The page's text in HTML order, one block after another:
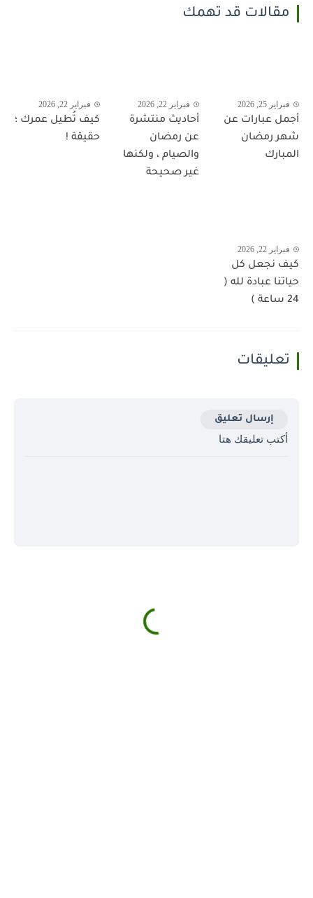
مقالات قد تهمك
فبراير 25, 2026
أجمل عبارات عن
شهر رمضان
المبارك
فبراير 22, 2026
أحاديث منتشرة
عن رمضان
والصيام ، ولكنها
غير صحيحة
فبراير 22, 2026
كيف تُطيل عمرك ؛
حقيقة !
فبراير 22, 2026
كيف نجعل كل
حياتنا عبادة لله (
24 ساعة )
تعليقات
إرسال تعليق
أكتب تعليقك هتا